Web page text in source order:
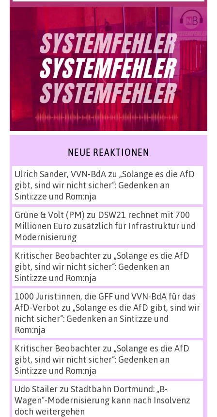
NEUE REAKTIONEN
Ulrich Sander, VVN-BdAzu „Solange es die AfD
gibt, sind wir nicht sicher“: Gedenken an
Sinti:zze und Rom:nja
Grüne & Volt (PM) zu DSW21 rechnet mit 700
Millionen Euro zusätzlich für Infrastruktur und
Modernisierung
Kritischer Beobachterzu „Solange es die AfD
gibt, sind wir nicht sicher“: Gedenken an
Sinti:zze und Rom:nja
1000 Jurist:innen, die GFF und VVN-BdA für das
AfD-Verbot zu „Solange es die AfD gibt, sind wir
nicht sicher“: Gedenken an Sinti:zze und
Rom:nja
Kritischer Beobachterzu „Solange es die AfD
gibt, sind wir nicht sicher“: Gedenken an
Sinti:zze und Rom:nja
Udo Stailerzu Stadtbahn Dortmund: „B-
Wagen“-Modernisierung kann nach Insolvenz
doch weitergehen